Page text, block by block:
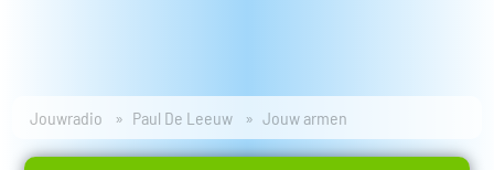
Jouwradio Paul De Leeuw Jouw armen